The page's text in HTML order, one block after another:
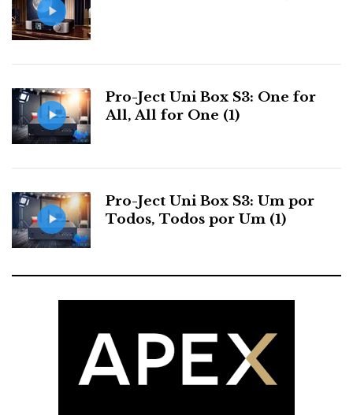
Pro-Ject Uni Box S3: One for
All, All for One (1)
Pro-Ject Uni Box S3: Um por
Todos, Todos por Um (1)